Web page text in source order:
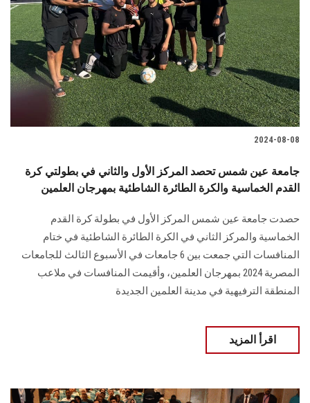
2024-08-08
جامعة عين شمس تحصد المركز الأول والثاني في بطولتي كرة
القدم الخماسية والكرة الطائرة الشاطئية بمهرجان العلمين
حصدت جامعة عين شمس المركز الأول في بطولة كرة القدم
الخماسية والمركز الثاني في الكرة ‏الطائرة الشاطئية في ختام
المنافسات التي جمعت بين 6 جامعات في الأسبوع الثالث للجامعات
‏المصرية 2024 بمهرجان العلمين،‎ ‎وأقيمت المنافسات في ملاعب
المنطقة الترفيهية في مدينة ‏العلمين الجديدة
اقرأ المزيد